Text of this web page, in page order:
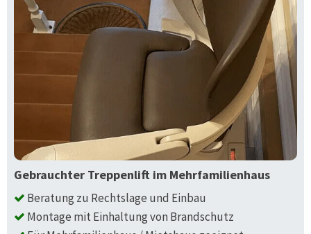
Gebrauchter Treppenlift im Mehrfamilienhaus
Beratung zu Rechtslage und Einbau
Montage mit Einhaltung von Brandschutz